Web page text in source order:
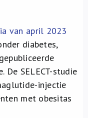
van april 2023
diabetes,
De SELECT-studie
injectie
met obesitas